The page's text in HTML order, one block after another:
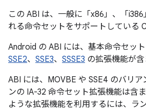
この ABI は、一般に「x86」、「
れる命令セットをサポートしている
Android の ABI には、基本命令セット
SSE2、 SSE3、 SSSE3 の拡張機能が含
ABI には、MOVBE や SSE4 のバリア
ンの IA-32 命令セット拡張機能は含
ような拡張機能を利用するには、ラ